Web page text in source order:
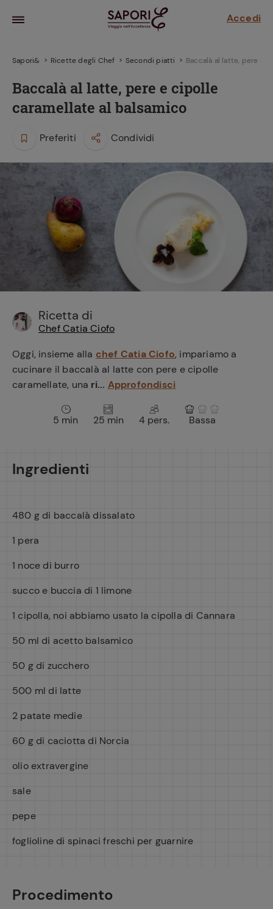
Accedi
sensi di
Sapori& Ricette degli Chef Secondi piatti Baccalà al latte, pere e
Baccalà al latte, pere e cipolle
caramellate al balsamico
Preferiti Condividi
Ricetta di
Chef Catia Ciofo
Oggi, insieme alla chef Catia Ciofo, impariamo a
cucinare il baccalà al latte con pere e cipolle
caramellate, una ri... Approfondisci
5 min 25 min 4 pers. Bassa
Ingredienti
480 g di baccalà dissalato
1 pera
1 noce di burro
succo e buccia di 1 limone
1 cipolla, noi abbiamo usato la cipolla di Cannara
50 ml di acetto balsamico
50 g di zucchero
500 ml di latte
2 patate medie
60 g di caciotta di Norcia
olio extravergine
sale
pepe
foglioline di spinaci freschi per guarnire
Procedimento